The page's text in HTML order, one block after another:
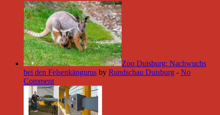
Zoo Duisburg: Nachwuchs
bei den Felsenkängurus by Rundschau Duisburg - No
Comment